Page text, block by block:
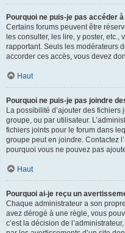
Pourquoi ne puis-je pas accéder
Certains forums peuvent être
les consulter, les lire, y poster, etc.,
rapportant. Seuls les modérateurs
accorder ces accès, vous devez
Haut
Pourquoi ne puis-je pas joindre
La possibilité d’ajouter des
groupe, ou par utilisateur.
fichiers joints pour le forum dans
groupe peut en joindre. Contactez
pourquoi vous ne pouvez pas
Haut
Pourquoi ai-je reçu un
Chaque administrateur a son
avez dérogé à une règle, vous
c’est la décision de